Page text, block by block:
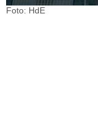
Foto: HdE